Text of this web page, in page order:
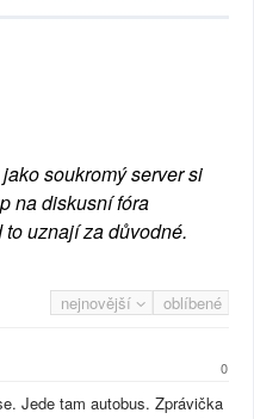
soukromý server si
na diskusní fóra
uznají za důvodné.
nejnovější oblíbené
0
Jede tam autobus. Zprávička